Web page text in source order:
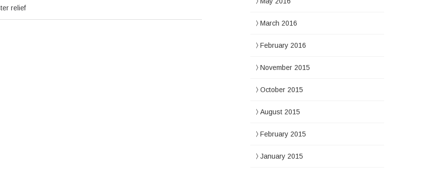
relief
March 2016
February 2016
November 2015
October 2015
August 2015
February 2015
January 2015